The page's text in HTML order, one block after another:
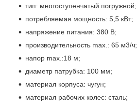
тип: многоступенчатый погружной;
потребляемая мощность: 5,5 кВт;
напряжение питания: 380 В;
производительность max.: 65 м3/ч;
напор max.:18 м;
диаметр патрубка: 100 мм;
материал корпуса: чугун;
материал рабочих колес: сталь;